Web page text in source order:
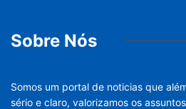
Sobre Nós
Somos um portal de noticias que
sério e claro, valorizamos os